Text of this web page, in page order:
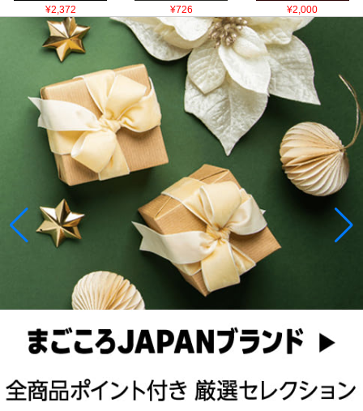
¥2,372 ¥726 ¥2,000